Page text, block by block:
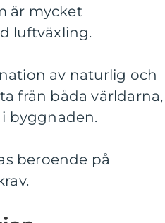
är mycket
luftväxling.
av naturlig och
från båda världarna,
byggnaden.
beroende på